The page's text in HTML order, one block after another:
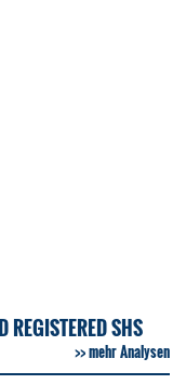
REGISTERED SHS
mehr Analysen